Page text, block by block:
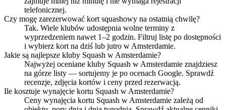
telefonicznej.
Czy mogę zarezerwować kort squashowy na ostatnią chwilę?
Tak. Wiele klubów udostępnia wolne terminy z
wyprzedzeniem nawet 1–2 godzin. Filtruj listę po dostępności
i wybierz kort na dziś lub jutro w Amsterdamie.
Jakie są najlepsze kluby Squash w Amsterdamie?
Najwyżej oceniane kluby Squash w Amsterdamie znajdziesz
na górze listy — sortujemy je po ocenach Google. Sprawdź
recenzje, zdjęcia kortów i ceny przed rezerwacją.
Ile kosztuje wynajęcie kortu Squash w Amsterdamie?
Ceny wynajęcia kortu Squash w Amsterdamie zależą od